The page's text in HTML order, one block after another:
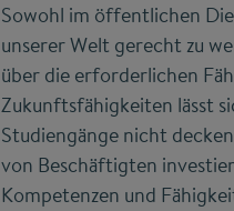
Sowohl im öffentlichen
unserer Welt gerecht zu
über die erforderlichen
Zukunftsfähigkeiten lässt
Studiengänge nicht
von Beschäftigten
Kompetenzen und